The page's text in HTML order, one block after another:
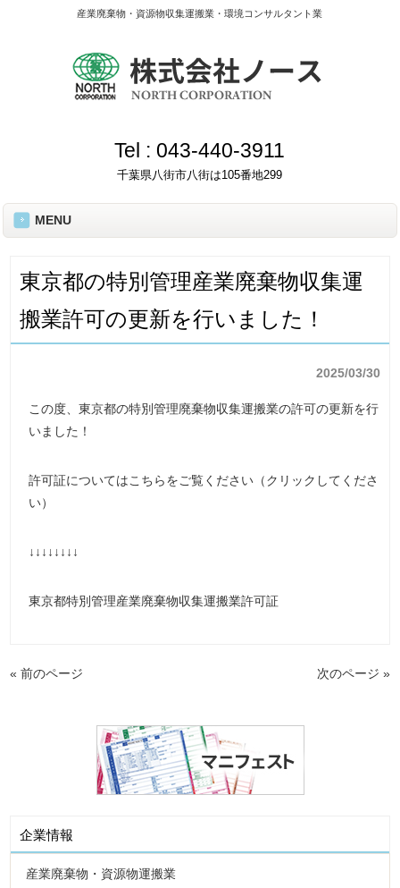
産業廃棄物・資源物収集運搬業・環境コンサルタント業
Tel : 043-440-3911
千葉県八街市八街は105番地299
MENU
東京都の特別管理産業廃棄物収集運
搬業許可の更新を行いました！
2025/03/30
この度、東京都の特別管理廃棄物収集運搬業の許可の更新を行
いました！
許可証についてはこちらをご覧ください（クリックしてくださ
い）
↓↓↓↓↓↓↓↓
東京都特別管理産業廃棄物収集運搬業許可証
« 前のページ 次のページ »
企業情報
産業廃棄物・資源物運搬業